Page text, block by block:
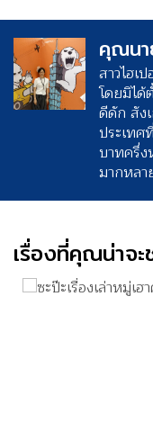
คุณน
สาวไฮเ
โดยมิได้
ดีดัก สัง
ประเทศ
บาทครึ่ง
มากหลา
เรื่องที่คุณน่าจะ